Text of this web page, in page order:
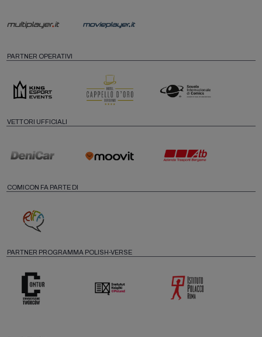
PARTNER OPERATIVI
VETTORI UFFICIALI
COMICON FA PARTE DI
PARTNER PROGRAMMA POLISH-VERSE